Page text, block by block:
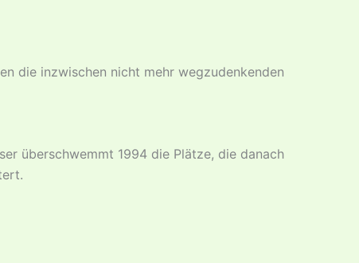
die inzwischen nicht mehr wegzudenkenden
überschwemmt 1994 die Plätze, die danach